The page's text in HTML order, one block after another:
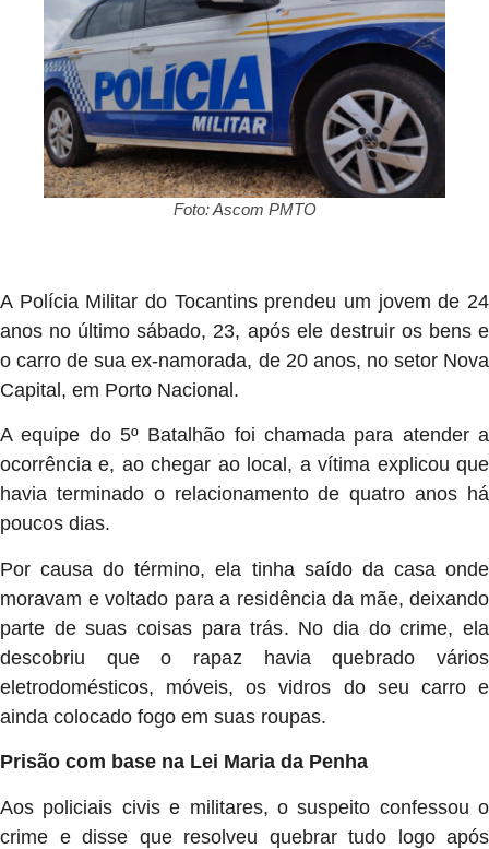
Foto: Ascom PMTO
A Polícia Militar do Tocantins prendeu um jovem de 24
anos no último sábado, 23, após ele destruir os bens e
o carro de sua ex-namorada, de 20 anos, no setor Nova
Capital, em Porto Nacional.
A equipe do 5º Batalhão foi chamada para atender a
ocorrência e, ao chegar ao local, a vítima explicou que
havia terminado o relacionamento de quatro anos há
poucos dias.
Por causa do término, ela tinha saído da casa onde
moravam e voltado para a residência da mãe, deixando
parte de suas coisas para trás. No dia do crime, ela
descobriu que o rapaz havia quebrado vários
eletrodomésticos, móveis, os vidros do seu carro e
ainda colocado fogo em suas roupas.
Prisão com base na Lei Maria da Penha
Aos policiais civis e militares, o suspeito confessou o
crime e disse que resolveu quebrar tudo logo após